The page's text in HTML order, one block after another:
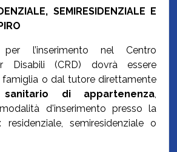
SEMIRESIDENZIALE E
l’inserimento nel Centro
Disabili (CRD) dovrà essere
o dal tutore direttamente
di appartenenza
d'inserimento presso la
residenziale, semiresidenziale o